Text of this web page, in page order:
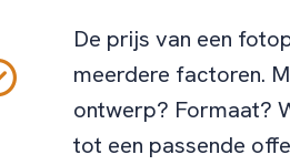
De prijs van een
meerdere factoren.
ontwerp? Formaat?
tot een passende